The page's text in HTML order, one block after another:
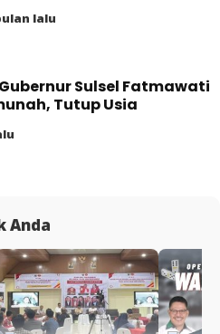
lalu
Sulsel Fatmawati
Tutup Usia
Anda